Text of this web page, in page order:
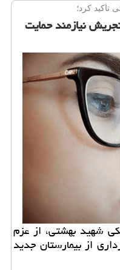
كرد؛
نیازمند حمایت
شهید بهشتی، از عزم
از بیمارستان جدید